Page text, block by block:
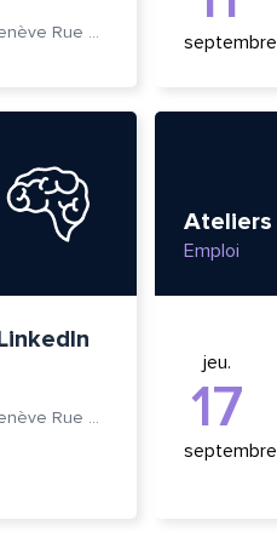
Cité des Métiers du Grand Genève Rue Prévost-Martin 6 1205 Genève
septembre
Cité des Métiers du Grand Genève Rue Prévost-Martin 6 1205 Genève
Ateliers
Emploi
jeu.
17
septembre